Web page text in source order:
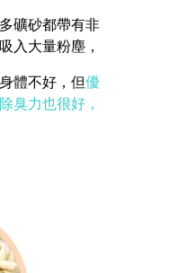
礦砂都帶有非
入大量粉塵，
體不好，但優
臭力也很好，